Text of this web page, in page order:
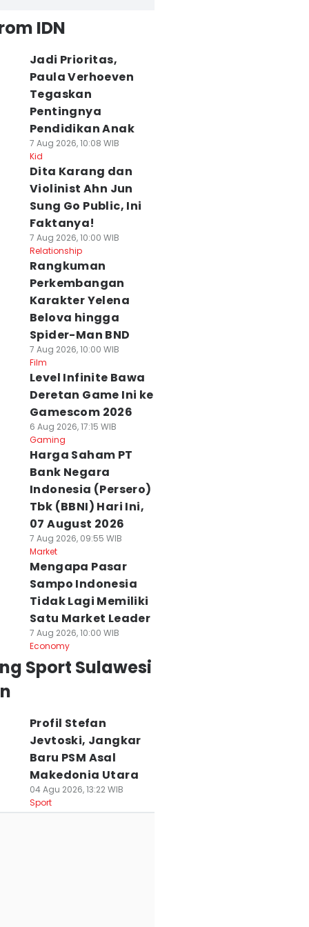
IDN
Jadi Prioritas,
Paula Verhoeven
Tegaskan
Pentingnya
Pendidikan Anak
7 Aug 2026, 10:08 WIB
Kid
Dita Karang dan
Violinist Ahn Jun
Sung Go Public, Ini
Faktanya!
7 Aug 2026, 10:00 WIB
Relationship
Rangkuman
Perkembangan
Karakter Yelena
Belova hingga
Spider-Man BND
7 Aug 2026, 10:00 WIB
Film
Level Infinite Bawa
Deretan Game Ini ke
Gamescom 2026
6 Aug 2026, 17:15 WIB
Gaming
Harga Saham PT
Bank Negara
Indonesia (Persero)
Tbk (BBNI) Hari Ini,
07 August 2026
7 Aug 2026, 09:55 WIB
Market
Mengapa Pasar
Sampo Indonesia
Tidak Lagi Memiliki
Satu Market Leader
7 Aug 2026, 10:00 WIB
Economy
Sport Sulawesi
Profil Stefan
Jevtoski, Jangkar
Baru PSM Asal
Makedonia Utara
04 Agu 2026, 13:22 WIB
Sport